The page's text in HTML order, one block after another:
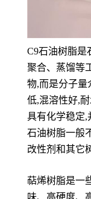
C9石油树脂是
聚合、蒸馏等
物,而是分子量
低,混溶性好,
具有化学稳定,
石油树脂一般
改性剂和其它
萜烯树脂是一
味、高硬度、